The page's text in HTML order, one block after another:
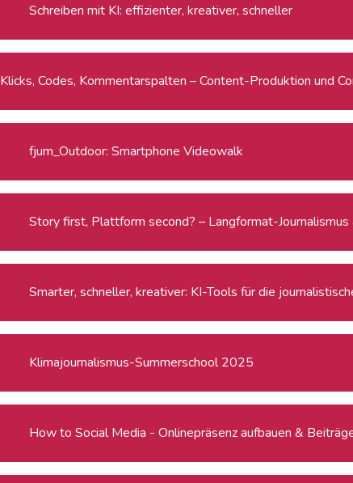
Schreiben mit KI: effizienter, kreativer, schneller
Klicks, Codes, Kommentarspalten – Content-Produktion und
fjum_Outdoor: Smartphone Videowalk
Story first, Plattform second? – Langformat-Journalismus
Smarter, schneller, kreativer: KI-Tools für die
Klimajournalismus-Summerschool 2025
How to Social Media - Onlinepräsenz aufbauen &